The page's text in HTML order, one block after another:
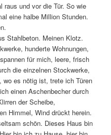
raus und vor die Tür. So wie
eine halbe Million Stunden.
Stahlbeton. Meinen Klotz.
hunderte Wohnungen,
für mich, leere, frisch
die einzelnen Stockwerke,
wo es nötig ist, trete ich Türen
einen Aschenbecher durch
der Scheibe,
Himmel, Wind drückt herein.
schön. Dieses Haus bin